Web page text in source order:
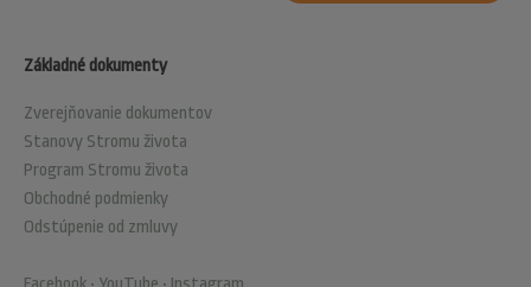
Základné dokumenty
Zverejňovanie dokumentov
Stanovy Stromu života
Program Stromu života
Obchodné podmienky
Odstúpenie od zmluvy